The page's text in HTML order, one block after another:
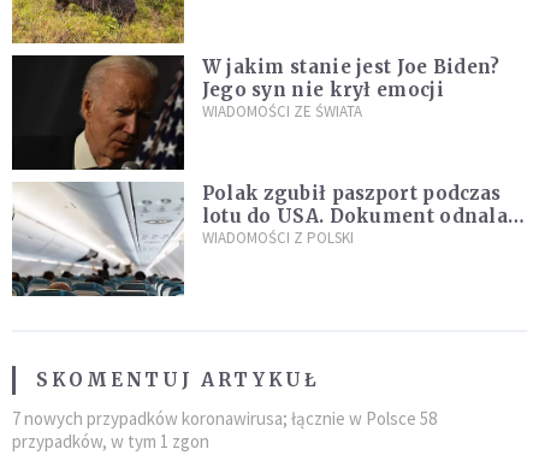
W jakim stanie jest Joe Biden?
Jego syn nie krył emocji
WIADOMOŚCI ZE ŚWIATA
Polak zgubił paszport podczas
lotu do USA. Dokument odnalazł
się w nietypowym miejscu
WIADOMOŚCI Z POLSKI
SKOMENTUJ ARTYKUŁ
7 nowych przypadków koronawirusa; łącznie w Polsce 58
przypadków, w tym 1 zgon